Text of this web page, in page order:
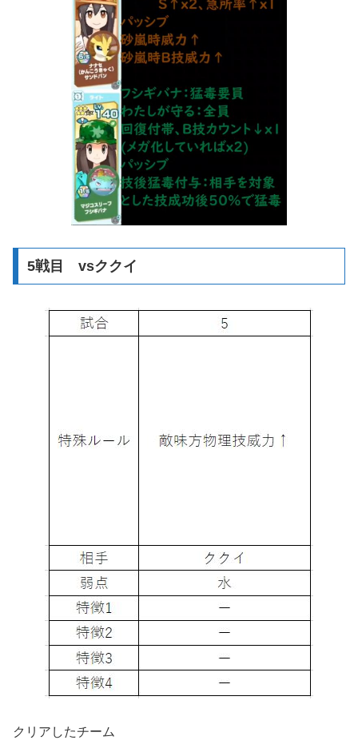
5戦目 vsククイ
クリアしたチーム